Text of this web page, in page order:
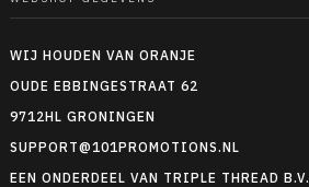
WIJ HOUDEN VAN ORANJE
OUDE EBBINGESTRAAT 62
9712HL GRONINGEN
SUPPORT@101PROMOTIONS.NL
EEN ONDERDEEL VAN TRIPLE THREAD B.V.